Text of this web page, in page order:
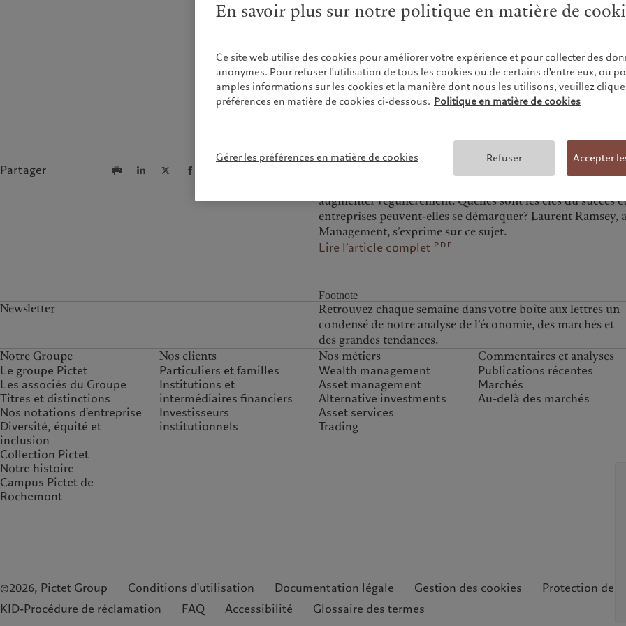
Partager
fortune pour clients institutionnels voient la pression de
augmenter régulièrement. Quelles sont les clés du succès
entreprises peuvent-elles se démarquer? Laurent Ramsey,
Management, s’exprime sur ce sujet.
Lire l’article complet pdf
Footnote
Newsletter
Retrouvez chaque semaine dans votre boîte aux lettres un
condensé de notre analyse de l’économie, des marchés et
des grandes tendances.
Notre Groupe
Le groupe Pictet
Les associés du Groupe
Titres et distinctions
Nos notations d'entreprise
Diversité, équité et
inclusion
Collection Pictet
Notre histoire
Campus Pictet de
Rochemont
Nos clients
Particuliers et familles
Institutions et
intermédiaires financiers
Investisseurs
institutionnels
Nos métiers
Wealth management
Asset management
Alternative investments
Asset services
Trading
Commentaires et analyses
Publications récentes
Marchés
Au-delà des marchés
©2026, Pictet Group Conditions d'utilisation Documentation légale Gestion des cookies
Protection des
KID-Procédure de réclamation
FAQ Accessibilité Glossaire des termes
En savoir plus sur notre politique en matière de
Ce site web utilise des cookies pour améliorer votre expérience et pour collecter des
anonymes. Pour refuser l'utilisation de tous les cookies ou de certains d'entre eux, ou
amples informations sur les cookies et la manière dont nous les utilisons, veuillez
préférences en matière de cookies ci-dessous. Politique en matière de cookies
Gérer les préférences en matière de cookies Refuser Accepter